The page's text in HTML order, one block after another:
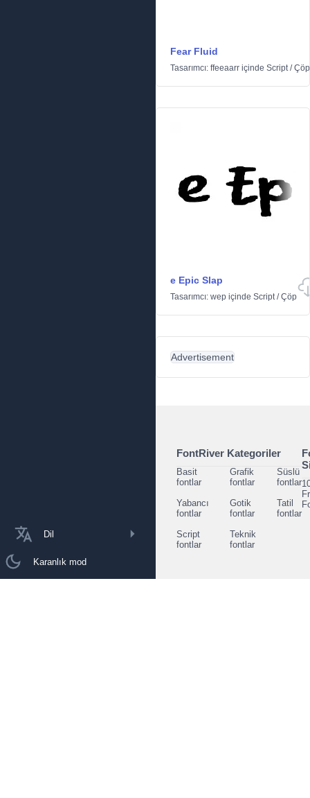
Dil
Karanlık mod
Fear Fluid
Tasarımcı: ffeeaarr içinde Script/Çöp
e Epic Slap
Tasarımcı: wep içinde Script/Çöp
Advertisement
FontRiver Kategoriler
Basit
fontlar
Grafik
fontlar
Süslü
fontlar
Yabancı
fontlar
Gotik
fontlar
Tatil
fontlar
Script
fontlar
Teknik
fontlar